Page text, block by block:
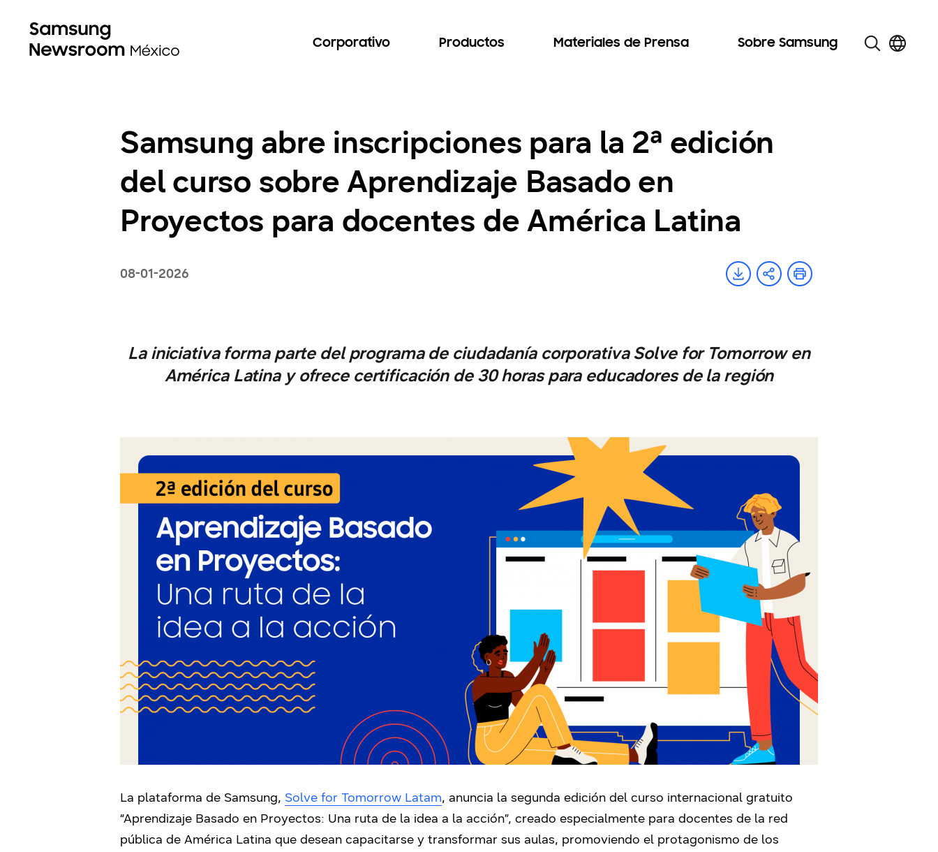
Corporativo Productos Materiales de Prensa Sobre Samsung
Samsung abre inscripciones para la 2ª edición
del curso sobre Aprendizaje Basado en
Proyectos para docentes de América Latina
08-01-2026
La iniciativa forma parte del programa de ciudadanía corporativa Solve for Tomorrow en
América Latina y ofrece certificación de 30 horas para educadores de la región
La plataforma de Samsung, Solve for Tomorrow Latam, anuncia la segunda edición del curso internacional gratuito
“Aprendizaje Basado en Proyectos: Una ruta de la idea a la acción”, creado especialmente para docentes de la red
pública de América Latina que desean capacitarse y transformar sus aulas, promoviendo el protagonismo de los